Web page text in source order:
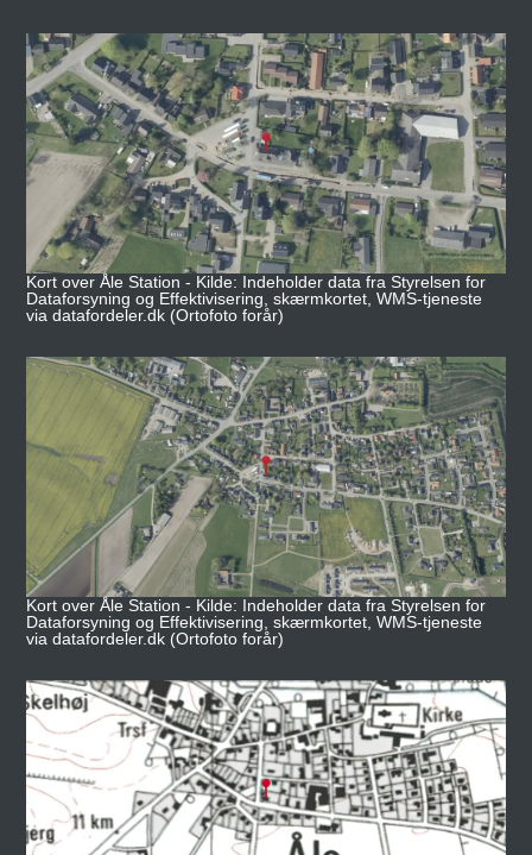
Kort over Åle Station - Kilde: Indeholder data fra Styrelsen for
Dataforsyning og Effektivisering, skærmkortet, WMS-tjeneste
via datafordeler.dk (Ortofoto forår)
Kort over Åle Station - Kilde: Indeholder data fra Styrelsen for
Dataforsyning og Effektivisering, skærmkortet, WMS-tjeneste
via datafordeler.dk (Ortofoto forår)